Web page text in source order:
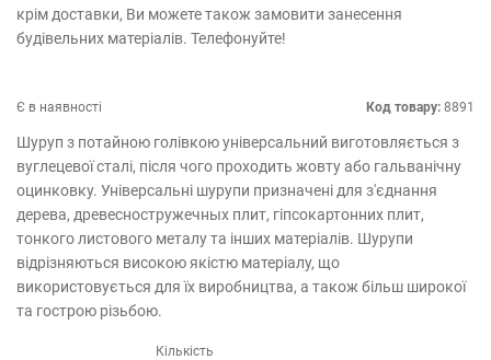
крім доставки, Ви можете також замовити занесення
будівельних матеріалів. Телефонуйте!
Є в наявності Код товару: 8891
Шуруп з потайною голівкою універсальний виготовляється з
вуглецевої сталі, після чого проходить жовту або гальванічну
оцинковку. Універсальні шурупи призначені для з'єднання
дерева, древесностружечных плит, гіпсокартонних плит,
тонкого листового металу та інших матеріалів. Шурупи
відрізняються високою якістю матеріалу, що
використовується для їх виробництва, а також більш широкої
та гострою різьбою.
Кількість